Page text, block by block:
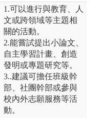
1.可以進行與教育、人
文或跨領域等主題相
關的活動。
2.能嘗試提出小論文、
自主學習計畫、創造
發明或專題研究等。
3..建議可擔任班級幹
部、社團幹部或參與
校內外志願服務等活
動。